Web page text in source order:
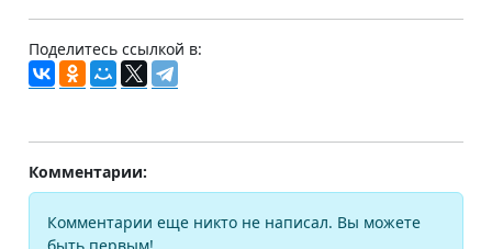
Поделитесь ссылкой в:
Комментарии:
Комментарии еще никто не написал. Вы можете
быть первым!